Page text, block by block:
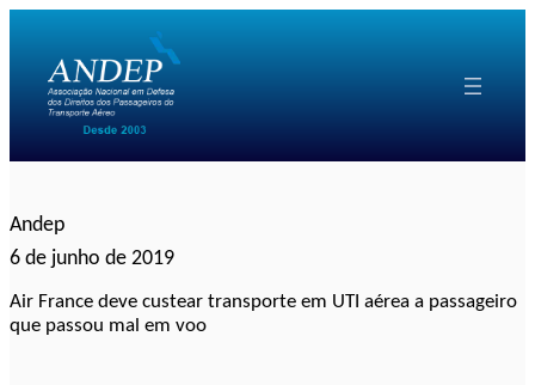
conteúdo
Andep
6 de junho de 2019
Air France deve custear transporte em UTI aérea a passageiro
que passou mal em voo